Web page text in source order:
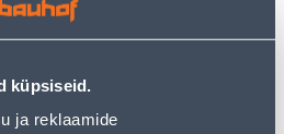
küpsiseid.
ja reklaamide
POWERGEAR X ALASIGA L